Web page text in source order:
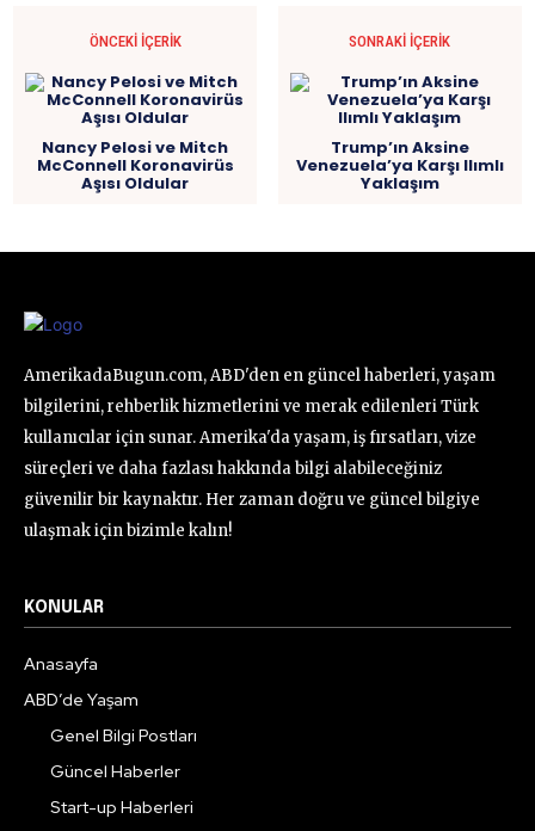
ÖNCEKI İÇERIK
Nancy Pelosi ve Mitch
McConnell Koronavirüs
Aşısı Oldular
SONRAKI İÇERIK
Trump’ın Aksine
Venezuela’ya Karşı Ilımlı
Yaklaşım
AmerikadaBugun.com, ABD'den en güncel haberleri, yaşam
bilgilerini, rehberlik hizmetlerini ve merak edilenleri Türk
kullanıcılar için sunar. Amerika'da yaşam, iş fırsatları, vize
süreçleri ve daha fazlası hakkında bilgi alabileceğiniz
güvenilir bir kaynaktır. Her zaman doğru ve güncel bilgiye
ulaşmak için bizimle kalın!
KONULAR
Anasayfa
ABD’de Yaşam
Genel Bilgi Postları
Güncel Haberler
Start-up Haberleri